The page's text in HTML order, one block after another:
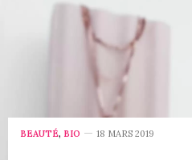
BEAUTÉ, BIO 18 MARS 2019